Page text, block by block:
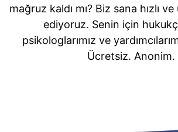
mağruz kaldı mı? Biz sana hızlı
ediyoruz. Senin için
psikologlarımız ve
Ücretsiz. Anonim.